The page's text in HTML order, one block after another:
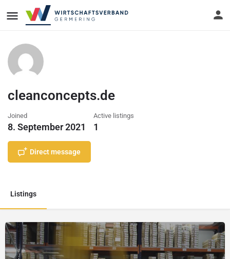
cleanconcepts.de
Joined
8. September 2021
Active listings
1
Direct message
Listings